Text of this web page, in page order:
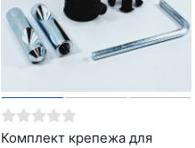
Комплект крепежа для